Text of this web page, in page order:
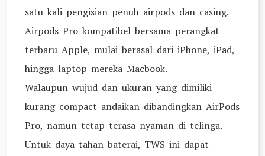
satu kali pengisian penuh airpods dan casing.
Airpods Pro kompatibel bersama perangkat
terbaru Apple, mulai berasal dari iPhone, iPad,
hingga laptop mereka Macbook.
Walaupun wujud dan ukuran yang dimiliki
kurang compact andaikan dibandingkan AirPods
Pro, namun tetap terasa nyaman di telinga.
Untuk daya tahan baterai, TWS ini dapat